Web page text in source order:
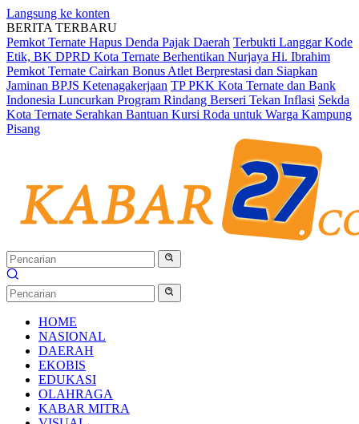
Langsung ke konten
BERITA TERBARU
Pemkot Ternate Hapus Denda Pajak Daerah Terbukti Langgar Kode
Etik, BK DPRD Kota Ternate Berhentikan Nurjaya Hi. Ibrahim
Pemkot Ternate Cairkan Bonus Atlet Berprestasi dan Siapkan
Jaminan BPJS Ketenagakerjaan TP PKK Kota Ternate dan Bank
Indonesia Luncurkan Program Rindang Berseri Tekan Inflasi Sekda
Kota Ternate Serahkan Bantuan Kursi Roda untuk Warga Kampung
Pisang
HOME
NASIONAL
DAERAH
EKOBIS
EDUKASI
OLAHRAGA
KABAR MITRA